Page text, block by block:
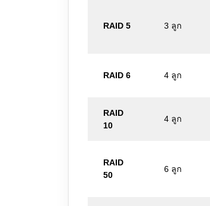
RAID 5 3 ลูก
RAID 6 4 ลูก
RAID
10
4 ลูก
RAID
50
6 ลูก